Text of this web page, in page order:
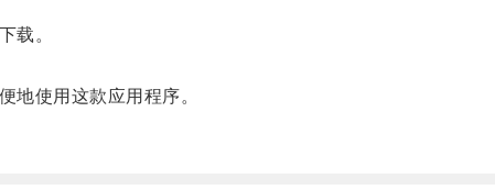
载。
使用这款应用程序。